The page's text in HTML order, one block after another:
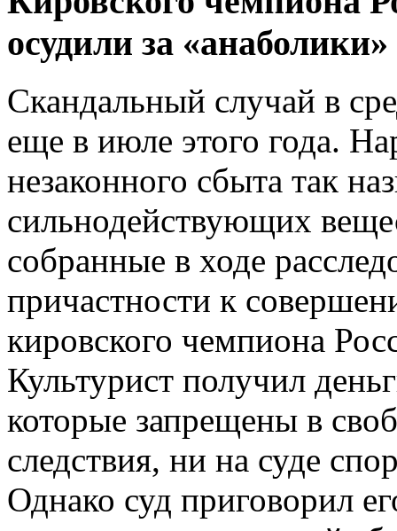
осудили за «анаболики»
Скандальный случай в
еще в июле этого года.
незаконного сбыта так
сильнодействующих
собранные в ходе
причастности к
кировского чемпиона
Культурист получил
которые запрещены в
следствия, ни на суде
Однако суд приговорил